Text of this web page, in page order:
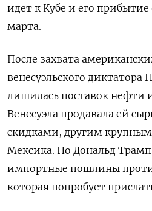
идет к Кубе и его
марта.
После захвата
венесуэльского диктатора
лишилась поставок нефти
Венесуэла продавала ей
скидками, другим
Мексика. Но Дональд
импортные пошлины
которая попробует